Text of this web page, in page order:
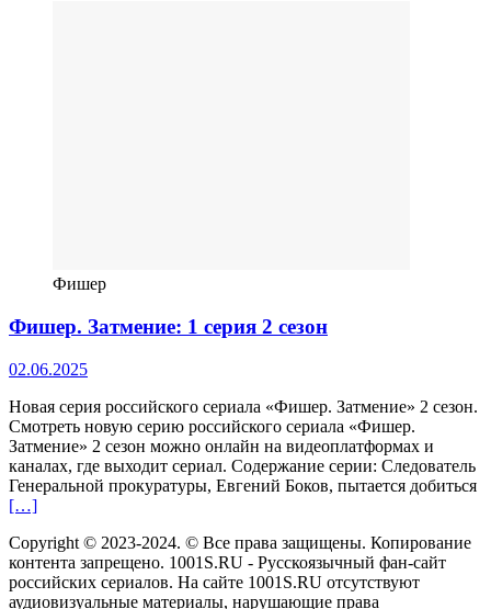
Фишер
Фишер. Затмение: 1 серия 2 сезон
02.06.2025
Новая серия российского сериала «Фишер. Затмение» 2 сезон.
Смотреть новую серию российского сериала «Фишер.
Затмение» 2 сезон можно онлайн на видеоплатформах и
каналах, где выходит сериал. Содержание серии: Следователь
Генеральной прокуратуры, Евгений Боков, пытается добиться
[…]
Copyright © 2023-2024. © Все права защищены. Копирование
контента запрещено. 1001S.RU - Русскоязычный фан-сайт
российских сериалов. На сайте 1001S.RU отсутствуют
аудиовизуальные материалы, нарушающие права